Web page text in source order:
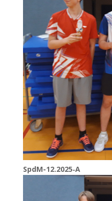
SpdM-12.2025‑A